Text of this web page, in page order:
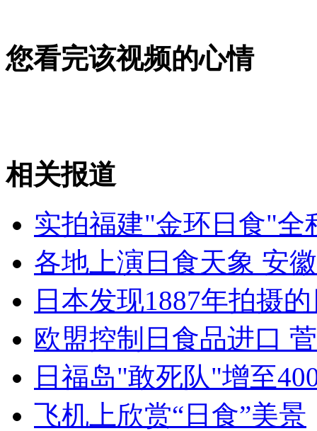
走！跟着总书记去植树
消防员救轻生者 花炮节热闹非凡 减压"枕头大战"
司机酒驾遇交警 急速倒车逃窜
您看完该视频的心情
相关报道
实拍福建"金环日食"全
各地上演日食天象 安
日本发现1887年拍摄
欧盟控制日食品进口
日福岛"敢死队"增至
飞机上欣赏“日食”美景